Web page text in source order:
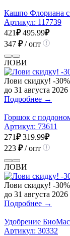
Кашпо Флориана
Артикул: 117739
421₽ 495.99₽
347 ₽/ опт
ЛОВИ
Лови скидку! -30%
до 31 августа 2026
Подробнее →
Горшок с
Артикул: 73611
271₽ 319.99₽
223 ₽/ опт
ЛОВИ
Лови скидку! -30%
до 31 августа 2026
Подробнее →
Удобрение
Артикул: 30332